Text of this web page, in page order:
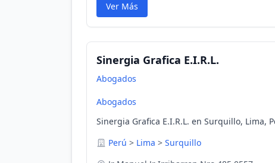
Ver Más
Sinergia Grafica E.I.R.L.
Abogados
Abogados
Sinergia Grafica E.I.R.L. en Surquillo, Lima,
Perú > Lima > Surquillo